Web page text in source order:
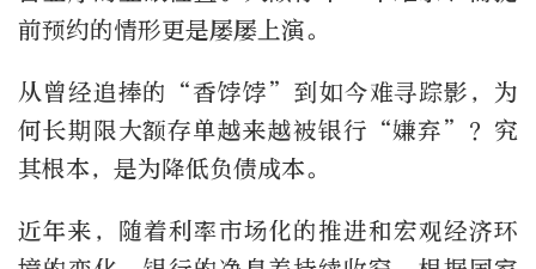
前预约的情形更是屡屡上演。
从曾经追捧的“香饽饽”到如今难寻踪影，为
何长期限大额存单越来越被银行“嫌弃”？究
其根本，是为降低负债成本。
近年来，随着利率市场化的推进和宏观经济环